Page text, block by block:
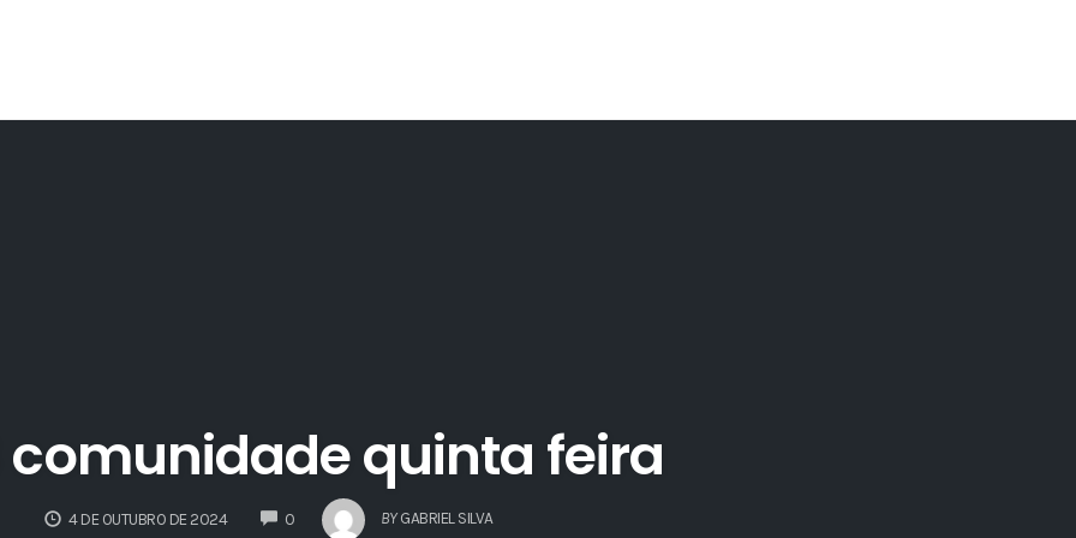
comunidade quinta feira
4 DE OUTUBRO DE 2024 0COMMENTS BY GABRIEL SILVA